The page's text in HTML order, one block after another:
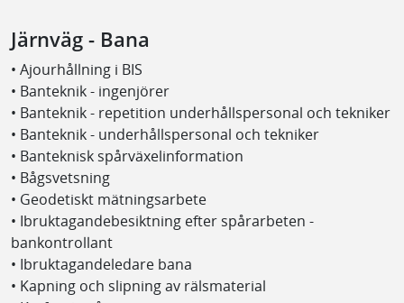
Järnväg - Bana
• Ajourhållning i BIS
• Banteknik - ingenjörer
• Banteknik - repetition underhållspersonal och tekniker
• Banteknik - underhållspersonal och tekniker
• Banteknisk spårväxelinformation
• Bågsvetsning
• Geodetiskt mätningsarbete
• Ibruktagandebesiktning efter spårarbeten -
bankontrollant
• Ibruktagandeledare bana
• Kapning och slipning av rälsmaterial